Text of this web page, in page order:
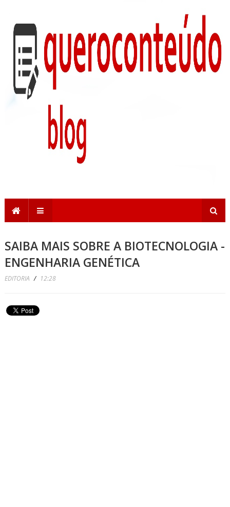
SAIBA MAIS SOBRE A BIOTECNOLOGIA -
ENGENHARIA GENÉTICA
EDITORIA / 12:28